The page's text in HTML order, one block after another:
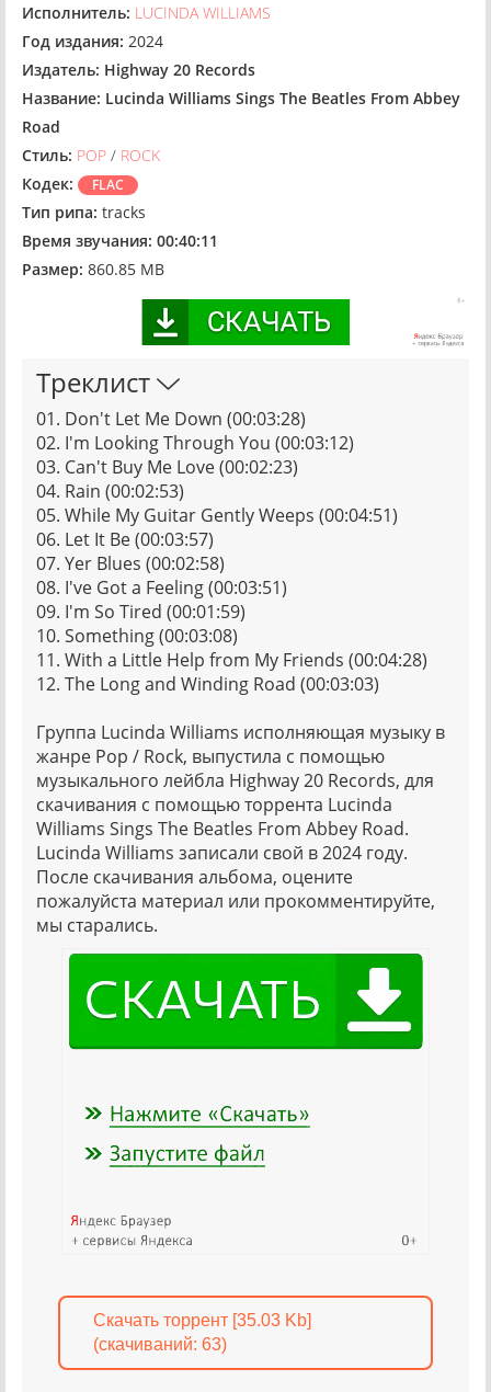
Исполнитель: LUCINDA WILLIAMS
Год издания: 2024
Издатель: Highway 20 Records
Название: Lucinda Williams Sings The Beatles From Abbey
Road
Стиль: POP / ROCK
Кодек:
FLAC
Тип рипа: tracks
Время звучания: 00:40:11
Размер: 860.85 MB
Треклист
01. Don't Let Me Down (00:03:28)
02. I'm Looking Through You (00:03:12)
03. Can't Buy Me Love (00:02:23)
04. Rain (00:02:53)
05. While My Guitar Gently Weeps (00:04:51)
06. Let It Be (00:03:57)
07. Yer Blues (00:02:58)
08. I've Got a Feeling (00:03:51)
09. I'm So Tired (00:01:59)
10. Something (00:03:08)
11. With a Little Help from My Friends (00:04:28)
12. The Long and Winding Road (00:03:03)
Группа Lucinda Williams исполняющая музыку в
жанре Pop / Rock, выпустила с помощью
музыкального лейбла Highway 20 Records, для
скачивания с помощью торрента Lucinda
Williams Sings The Beatles From Abbey Road.
Lucinda Williams записали свой в 2024 году.
После скачивания альбома, оцените
пожалуйста материал или прокомментируйте,
мы старались.
Скачать торрент [35.03 Kb]
(cкачиваний: 63)